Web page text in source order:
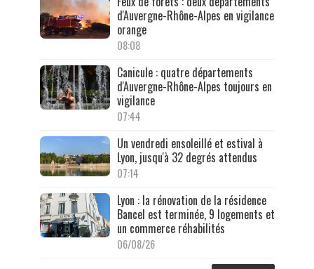
d'Auvergne-Rhône-Alpes en vigilance
orange
08:08
Canicule : quatre départements
d'Auvergne-Rhône-Alpes toujours en
vigilance
07:44
Un vendredi ensoleillé et estival à
Lyon, jusqu'à 32 degrés attendus
07:14
Lyon : la rénovation de la résidence
Bancel est terminée, 9 logements et
un commerce réhabilités
06/08/26